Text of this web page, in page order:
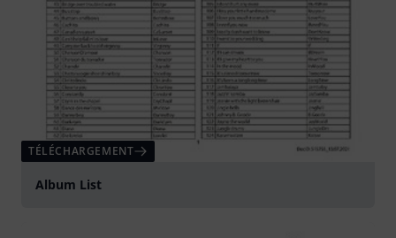
TÉLÉCHARGEMENT
Album List